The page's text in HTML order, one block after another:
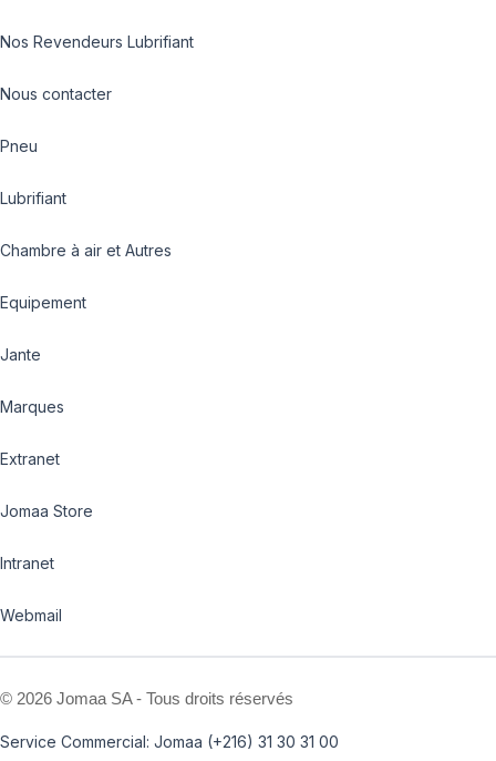
Nos Revendeurs Lubrifiant
Nous contacter
Pneu
Lubrifiant
Chambre à air et Autres
Equipement
Jante
Marques
Extranet
Jomaa Store
Intranet
Webmail
© 2026 Jomaa SA - Tous droits réservés
Service Commercial: Jomaa (+216) 31 30 31 00